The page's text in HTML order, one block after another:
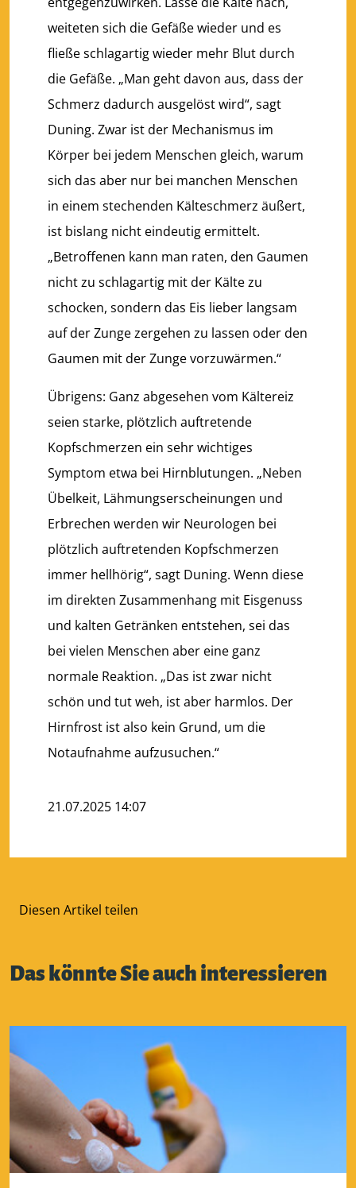
weiteten sich die Gefäße wieder und es
fließe schlagartig wieder mehr Blut durch
die Gefäße. „Man geht davon aus, dass der
Schmerz dadurch ausgelöst wird“, sagt
Duning. Zwar ist der Mechanismus im
Körper bei jedem Menschen gleich, warum
sich das aber nur bei manchen Menschen
in einem stechenden Kälteschmerz äußert,
ist bislang nicht eindeutig ermittelt.
„Betroffenen kann man raten, den Gaumen
nicht zu schlagartig mit der Kälte zu
schocken, sondern das Eis lieber langsam
auf der Zunge zergehen zu lassen oder den
Gaumen mit der Zunge vorzuwärmen.“
Übrigens: Ganz abgesehen vom Kältereiz
seien starke, plötzlich auftretende
Kopfschmerzen ein sehr wichtiges
Symptom etwa bei Hirnblutungen. „Neben
Übelkeit, Lähmungserscheinungen und
Erbrechen werden wir Neurologen bei
plötzlich auftretenden Kopfschmerzen
immer hellhörig“, sagt Duning. Wenn diese
im direkten Zusammenhang mit Eisgenuss
und kalten Getränken entstehen, sei das
bei vielen Menschen aber eine ganz
normale Reaktion. „Das ist zwar nicht
schön und tut weh, ist aber harmlos. Der
Hirnfrost ist also kein Grund, um die
Notaufnahme aufzusuchen.“
21.07.2025 14:07
Diesen Artikel teilen
Das könnte Sie auch interessieren